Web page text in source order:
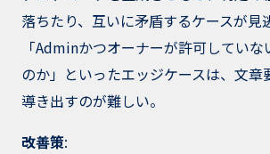
落ちたり、互いに矛盾するケースが見
「Adminかつオーナーが許可してい
のか」といったエッジケースは、文章
導き出すのが難しい。
改善策: